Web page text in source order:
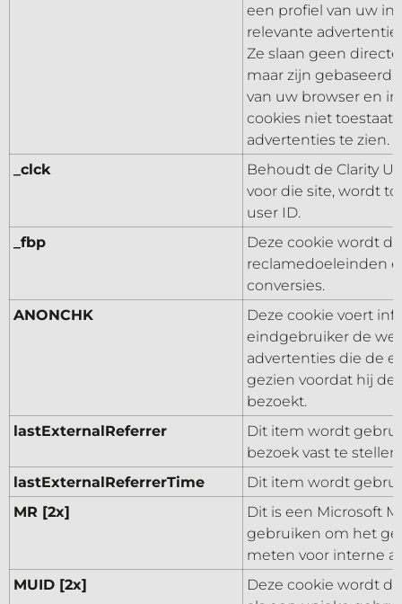
een profiel van uw
relevante
Ze slaan geen
maar zijn gebaseerd
van uw browser en
cookies niet
advertenties te zien.
_clck
Behoudt de Clarity
voor die site, wordt
user ID.
_fbp
Deze cookie wordt
reclamedoeleinden
conversies.
ANONCHK
Deze cookie voert
eindgebruiker de
advertenties die de
gezien voordat hij
bezoekt.
lastExternalReferrer
Dit item wordt
bezoek vast te stellen.
lastExternalReferrerTime
Dit item wordt
MR [2x]
Dit is een Microsoft
gebruiken om het
meten voor interne
MUID [2x]
Deze cookie wordt